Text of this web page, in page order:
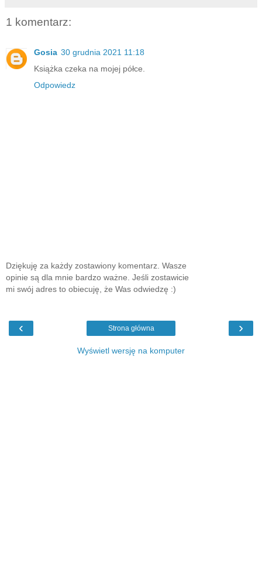
1 komentarz:
Gosia 30 grudnia 2021 11:18
Książka czeka na mojej półce.
Odpowiedz
Dziękuję za każdy zostawiony komentarz. Wasze
opinie są dla mnie bardzo ważne. Jeśli zostawicie
mi swój adres to obiecuję, że Was odwiedzę :)
‹ ›
Strona główna
Wyświetl wersję na komputer